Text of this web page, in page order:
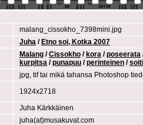
malang_cissokho_7398mini.jpg
Juha / Etno soi, Kotka 2007
Malang /Cissokho / kora /poseerata
kurpitsa /punapuu /perinteinen /
jpg, tif tai mikä tahansa Photoshop
1924x2718
Juha Kärkkäinen
juha(at)musakuvat.com